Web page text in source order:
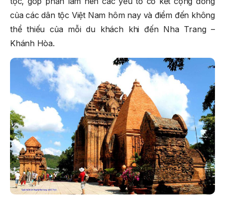
của các dân tộc Việt Nam hôm nay và điểm đến không
thể thiếu của mỗi du khách khi đến Nha Trang –
Khánh Hòa.